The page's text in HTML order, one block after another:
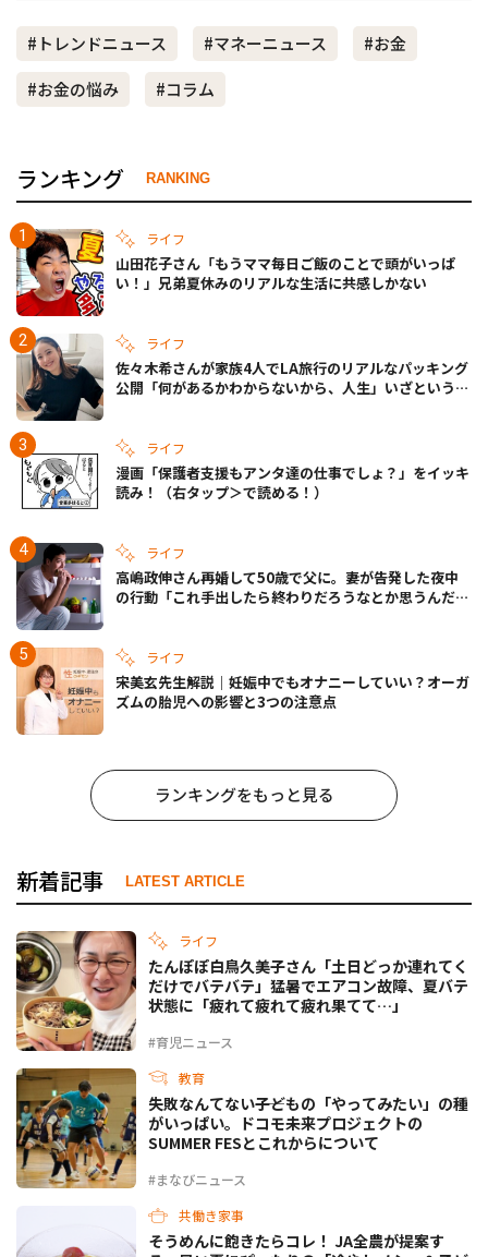
#トレンドニュース #マネーニュース
#お金
#お金の悩み
#コラム
ランキング RANKING
ライフ
山田花子さん「もうママ毎日ご飯のことで頭がいっぱ
い！」兄弟夏休みのリアルな生活に共感しかない
ライフ
佐々木希さんが家族4人でLA旅行のリアルなパッキング
公開「何があるかわからないから、人生」いざというと
ライフ
漫画「保護者支援もアンタ達の仕事でしょ？」をイッキ
読み！（右タップ＞で読める！）
ライフ
高嶋政伸さん再婚して50歳で父に。妻が告発した夜中
の行動「これ手出したら終わりだろうなとか思うんだけ
ライフ
宋美玄先生解説｜妊娠中でもオナニーしていい？オーガ
ズムの胎児への影響と3つの注意点
ランキングをもっと見る
新着記事 LATEST ARTICLE
ライフ
#育児ニュース
たんぽぽ白鳥久美子さん「土日どっか連れてく
だけでバテバテ」猛暑でエアコン故障、夏バテ
状態に「疲れて疲れて疲れ果てて…」
教育
#まなびニュース
失敗なんてない――子どもの「やってみたい」の種
がいっぱい。ドコモ未来プロジェクトの
SUMMER FESとこれからについて
共働き家事
そうめんに飽きたらコレ！ JA全農が提案す